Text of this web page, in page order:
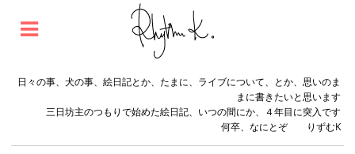
日々の事、犬の事、絵日記とか、たまに、ライブについて、とか、思いのま
まに書きたいと思います
三日坊主のつもりで始めた絵日記、いつの間にか、４年目に突入です
何卒、なにとぞ りずむK